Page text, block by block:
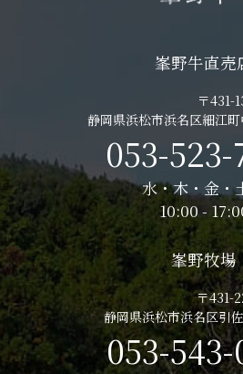
峯野牛直売
〒431-
静岡県浜松市浜名区細江
053-523-
水・木・金・
10:00 -
峯野牧場
〒431-
静岡県浜松市浜名区引
053-543-